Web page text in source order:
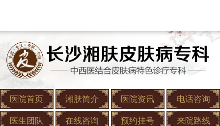
医院首页 湘肤简介 医院资讯 电话咨询
医生团队 在线咨询 预约挂号 来院路线